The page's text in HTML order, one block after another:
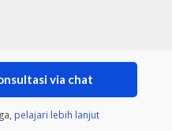
via chat
pelajari lebih lanjut